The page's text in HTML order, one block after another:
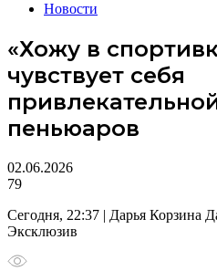
Новости
«Хожу в
чувствует себя
пеньюаров
02.06.2026
79
Сегодня, 22:37 | Дарья Корзина
Эксклюзив